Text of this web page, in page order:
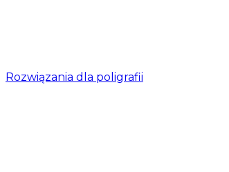
Rozwiązania dla poligrafii